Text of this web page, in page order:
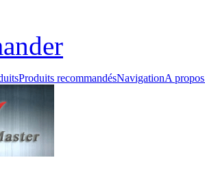
Produits recommandésNavigationA